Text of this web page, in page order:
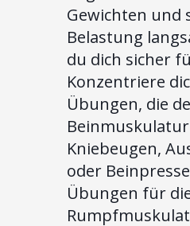
Gewichten und
Belastung
du dich sicher
Konzentriere
Übungen, die
Kniebeugen,
oder
Übungen für